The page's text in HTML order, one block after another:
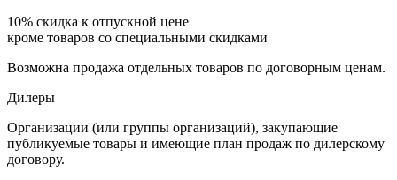
10% скидка к отпускной цене
кроме товаров со специальными скидками
Возможна продажа отдельных товаров по договорным ценам.
Дилеры
Организации (или группы организаций), закупающие
публикуемые товары и имеющие план продаж по дилерскому
договору.